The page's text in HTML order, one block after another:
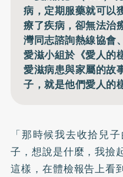
病，定期服藥就可以
療了疾病，卻無法治
灣同志諮詢熱線協會
愛滋小組於《愛人的
愛滋病患與家屬的故
子，就是他們愛人的
「那時候我去收拾兒
子，想說是什麼，我撿
這樣，在體檢報告上看